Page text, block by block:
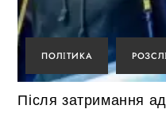
ПОЛІТИКА
Після затримання